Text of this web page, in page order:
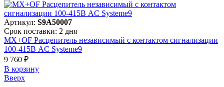
Артикул: S9A50007
Срок поставки: 2 дня
MX+OF Расцепитель независимый с контактом сигнализации
100-415В AC Systeme9
9 760 ₽
В корзинy
Вверх